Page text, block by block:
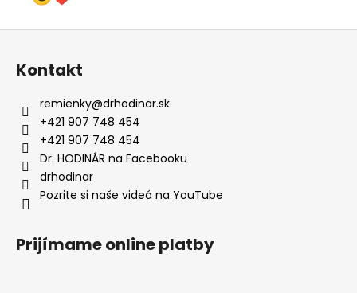
Z
Kontakt
remienky@drhodinar.sk
+421 907 748 454
+421 907 748 454
Dr. HODINÁR na Facebooku
drhodinar
Pozrite si naše videá na YouTube
Prijímame online platby